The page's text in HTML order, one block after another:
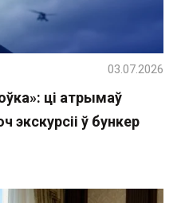
ці атрымаў
экскурсіі ў бункер
03.07.2026